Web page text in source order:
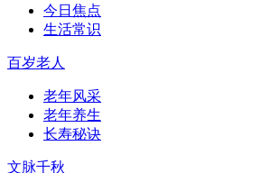
今日焦点
生活常识
百岁老人
老年风采
老年养生
长寿秘诀
文脉千秋